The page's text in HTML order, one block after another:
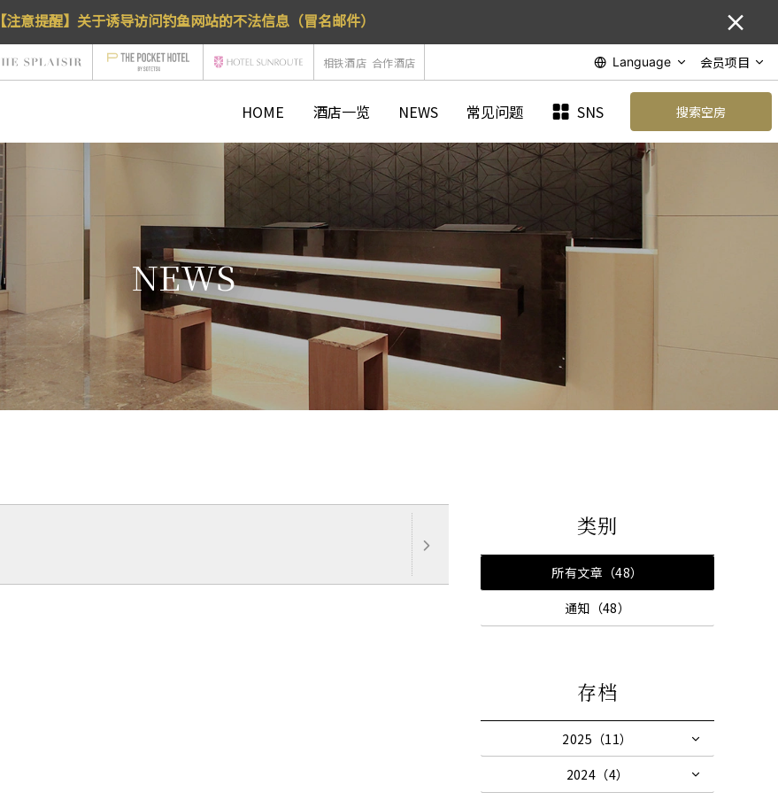
【注意提醒】关于诱导访问钓鱼网站的不法信息（冒名邮件）
相铁酒店 合作酒店 Language 会员项目
HOME 酒店一览 NEWS 常见问题 SNS 搜索空房
NEWS
类别
所有文章（48）
通知（48）
存档
2025（11）
2024（4）